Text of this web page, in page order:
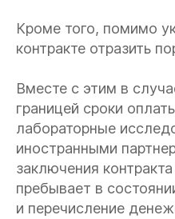
Кроме того, помимо
контракте отразить
Вместе с этим в
границей сроки
лабораторные
иностранными
заключения
пребывает в
и перечисление